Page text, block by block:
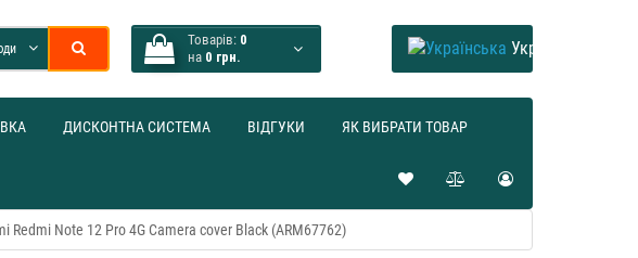
Товарів: 0
на 0 грн. Українська
ДИСКОНТНА СИСТЕМА ВІДГУКИ ЯК ВИБРАТИ ТОВАР
Note 12 Pro 4G Camera cover Black (ARM67762)